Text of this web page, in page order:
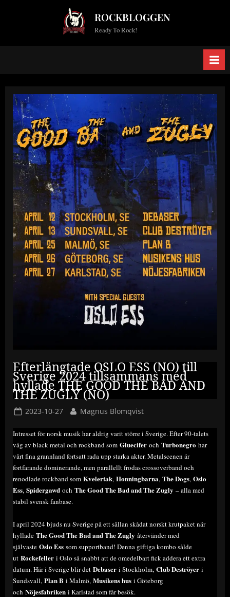
ROCKBLOGGEN
Ready To Rock!
Efterlängtade OSLO ESS (NO) till
Sverige 2024 tillsammans med
hyllade THE GOOD THE BAD AND
THE ZUGLY (NO)
Posted
2023-10-27 By
Magnus Blomqvist
Intresset för norsk musik har aldrig varit större i Sverige. Efter 90-talets
våg av black metal och rockband som Gluecifer och Turbonegro har
vårt fina grannland fortsatt rada upp starka akter. Metalscenen är
fortfarande dominerande, men parallellt frodas crossoverband och
renodlade rockband som Kvelertak, Honningbarna, The Dogs, Oslo
Ess, Spidergawd och The Good The Bad and The Zugly – alla med
stabil svensk fanbase.
I april 2024 bjuds nu Sverige på ett sällan skådat norskt krutpaket när
hyllade The Good The Bad and The Zugly återvänder med
självaste Oslo Ess som supportband! Denna giftiga kombo sålde
ut Rockefeller i Oslo så snabbt att de omedelbart fick addera ett extra
datum. Här i Sverige blir det Debaser i Stockholm, Club Deströyer i
Sundsvall, Plan B i Malmö, Musikens hus i Göteborg
och Nöjesfabriken i Karlstad som får besök.